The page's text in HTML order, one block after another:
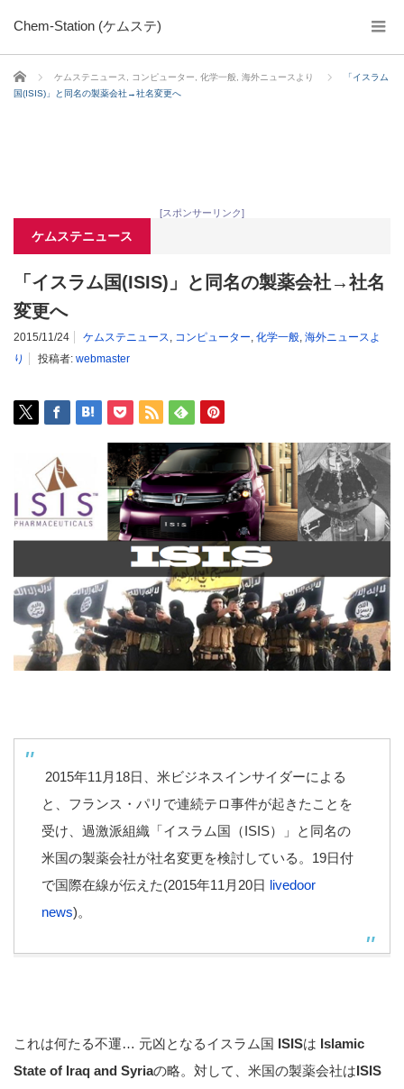
Chem-Station (ケムステ)
ホーム ケムステニュース コンピューター 化学一般 海外ニュースより
「イスラム
国(ISIS)」と同名の製薬会社→社名変更へ
[スポンサーリンク]
ケムステニュース
「イスラム国(ISIS)」と同名の製薬会社→社名
変更へ
2015/11/24 ケムステニュース, コンピューター, 化学一般, 海外ニュースよ
り
投稿者: webmaster
2015年11月18日、米ビジネスインサイダーによる
と、フランス・パリで連続テロ事件が起きたことを
受け、過激派組織「イスラム国（ISIS）」と同名の
米国の製薬会社が社名変更を検討している。19日付
で国際在線が伝えた(2015年11月20日 livedoor
news)。
これは何たる不運… 元凶となるイスラム国 ISISは Islamic
State of Iraq and Syriaの略。対して、米国の製薬会社はISIS